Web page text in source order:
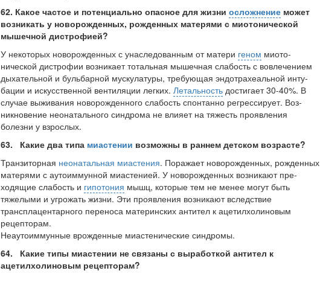
62. Какое частое и потенциально опасное для жизни осложнение может
возникать у новорожденных, рожденных матерями с миотонической
мышечной дистрофией?
У некоторых новорожденных с унаследованным от матери геном миото­
нической дистрофии возникает тотальная мышечная слабость с вовлечением
дыхательной и бульбарной мускулатуры, требующая эндотрахеальной инту­
бации и искусственной вентиляции легких. Летальность достигает 30-40%. В
случае выживания новорожденного слабость спонтанно регрессирует. Воз­
никновение неонатального синдрома не влияет на тяжесть проявления
болезни у взрослых.
63. Какие два типа миастении возможны в раннем детском возрасте?
Транзиторная неонатальная миастения. Поражает новорожденных, рож­денных
матерями с аутоиммунной миастенией. У новорожденных возникают пре­
ходящие слабость и гипотония мышц, которые тем не менее могут быть
тяжелыми и угрожать жизни. Эти проявления возникают вследствие
трансплацентарного пе­реноса материнских антител к ацетилхолиновым
рецепторам.
Неаутоиммунные врожденные миастенические синдромы.
64. Какие типы миастении не связаны с выработкой антител к
ацетилхолиновым рецепторам?